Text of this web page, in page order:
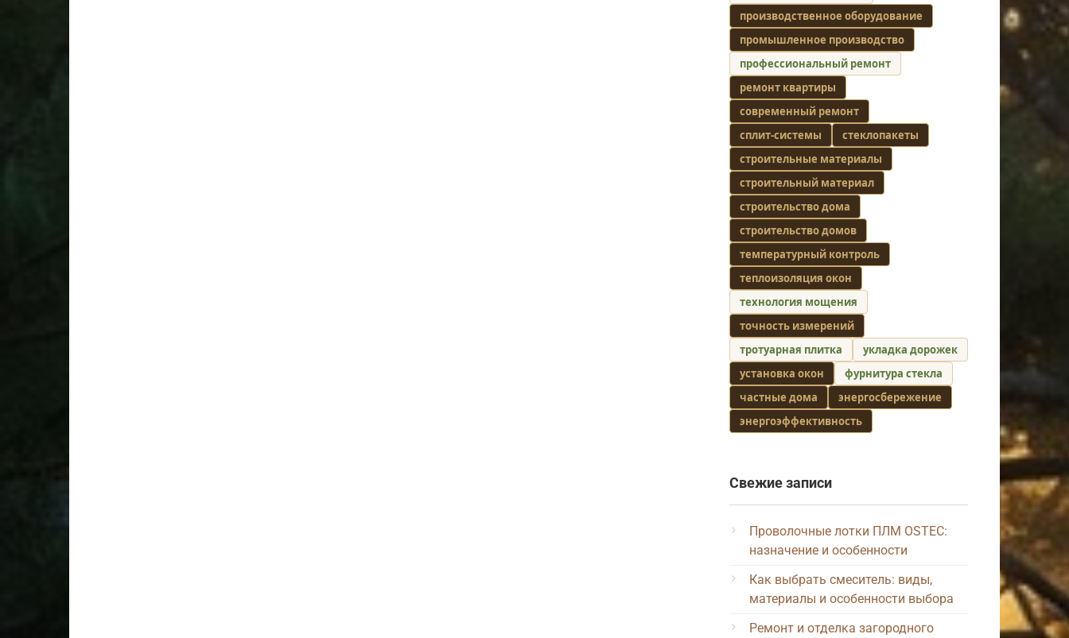
производственное оборудование
промышленное производство
профессиональный ремонт
ремонт квартиры
современный ремонт
сплит-системы
стеклопакеты
строительные материалы
строительный материал
строительство дома
строительство домов
температурный контроль
теплоизоляция окон
технология мощения
точность измерений
тротуарная плитка
укладка дорожек
установка окон
фурнитура стекла
частные дома
энергосбережение
энергоэффективность
Свежие записи
Проволочные лотки ПЛМ OSTEC:
назначение и особенности
Как выбрать смеситель: виды,
материалы и особенности выбора
Ремонт и отделка загородного